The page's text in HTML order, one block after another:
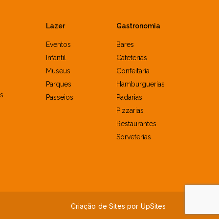
Lazer
Eventos
Infantil
Museus
Parques
Passeios
Gastronomia
Bares
Cafeterias
Confeitaria
Hamburguerias
Padarias
Pizzarias
Restaurantes
Sorveterias
Criação de Sites por UpSites